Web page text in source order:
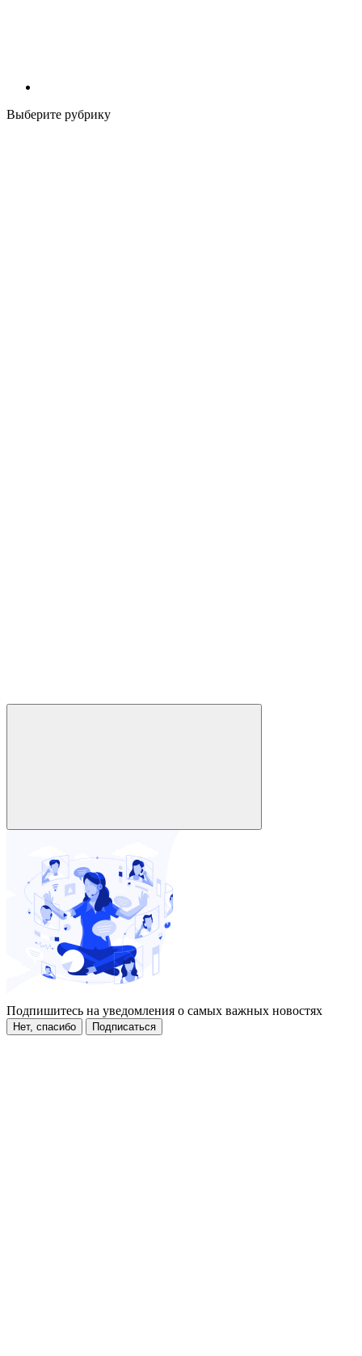
Выберите рубрику
Подпишитесь на уведомления о самых важных новостях
Нет, спасибо Подписаться